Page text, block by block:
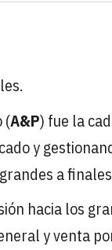
(A&P) fue la
y
a
hacia los
y venta